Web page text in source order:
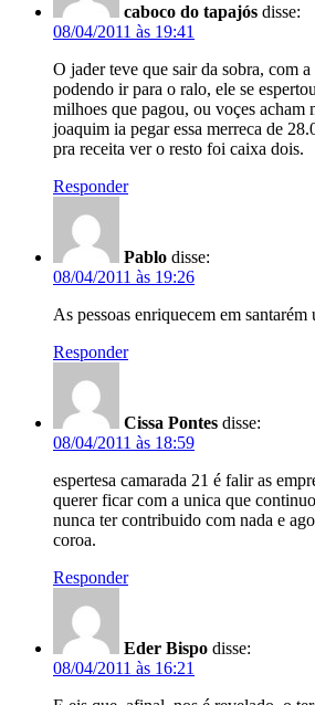
caboco do tapajós disse:
08/04/2011 às 19:41
O jader teve que sair da sobra, com
podendo ir para o ralo, ele se
milhoes que pagou, ou voçes acham
joaquim ia pegar essa merreca de
pra receita ver o resto foi caixa dois.
Responder
Pablo disse:
08/04/2011 às 19:26
As pessoas enriquecem em santarém
Responder
Cissa Pontes disse:
08/04/2011 às 18:59
espertesa camarada 21 é falir as
querer ficar com a unica que
nunca ter contribuido com nada e
coroa.
Responder
Eder Bispo disse:
08/04/2011 às 16:21